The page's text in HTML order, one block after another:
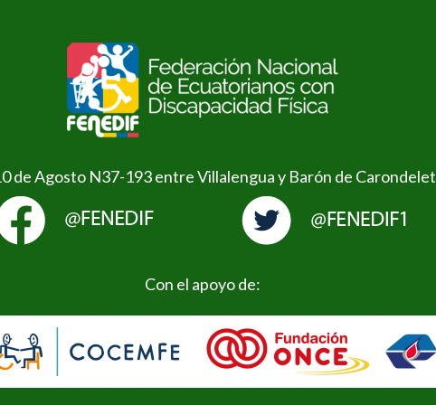
de Agosto N37-193 entre Villalengua y Barón de Carondelet
Con el apoyo de: